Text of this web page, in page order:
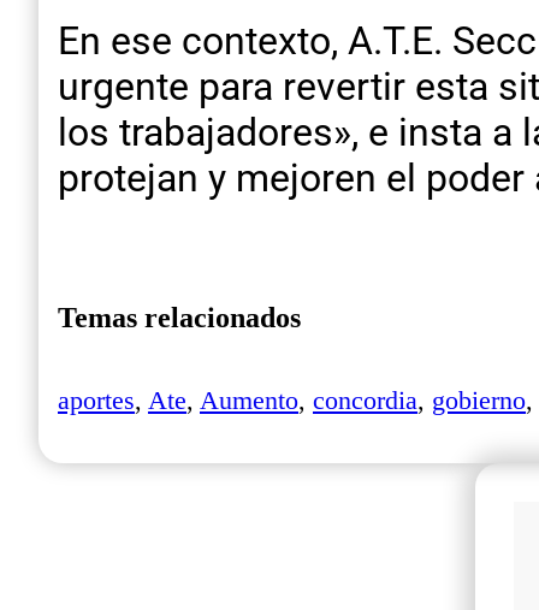
En ese contexto, A.T.E.
urgente para revertir esta
los trabajadores», e insta
protejan y mejoren el
Temas relacionados
aportes, Ate, Aumento, concordia, gobierno,